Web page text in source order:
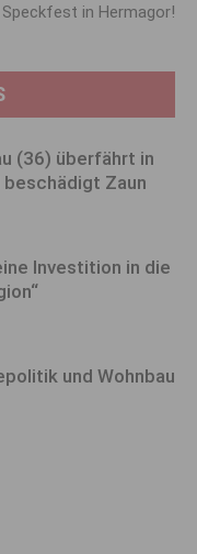
Speckfest in Hermagor!
(36) überfährt in
Zaun
Investition in die
und Wohnbau